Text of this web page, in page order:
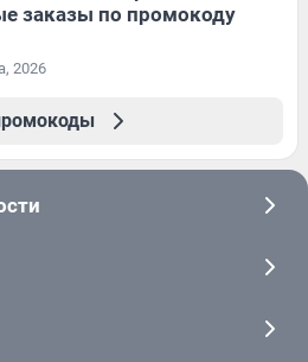
заказы по промокоду
2026